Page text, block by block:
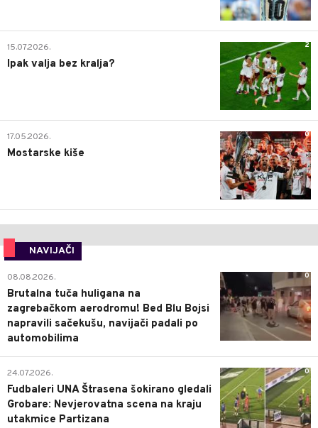
2
15.07.2026.
Ipak valja bez kralja?
0
17.05.2026.
Mostarske kiše
NAVIJAČI
0
08.08.2026.
Brutalna tuča huligana na
zagrebačkom aerodromu! Bed Blu Bojsi
napravili sačekušu, navijači padali po
automobilima
0
24.07.2026.
Fudbaleri UNA Štrasena šokirano gledali
Grobare: Nevjerovatna scena na kraju
utakmice Partizana